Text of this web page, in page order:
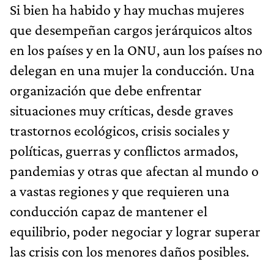
Si bien ha habido y hay muchas mujeres
que desempeñan cargos jerárquicos altos
en los países y en la ONU, aun los países no
delegan en una mujer la conducción. Una
organización que debe enfrentar
situaciones muy críticas, desde graves
trastornos ecológicos, crisis sociales y
políticas, guerras y conflictos armados,
pandemias y otras que afectan al mundo o
a vastas regiones y que requieren una
conducción capaz de mantener el
equilibrio, poder negociar y lograr superar
las crisis con los menores daños posibles.